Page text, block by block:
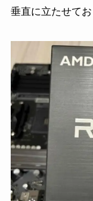
垂直に立たせてお